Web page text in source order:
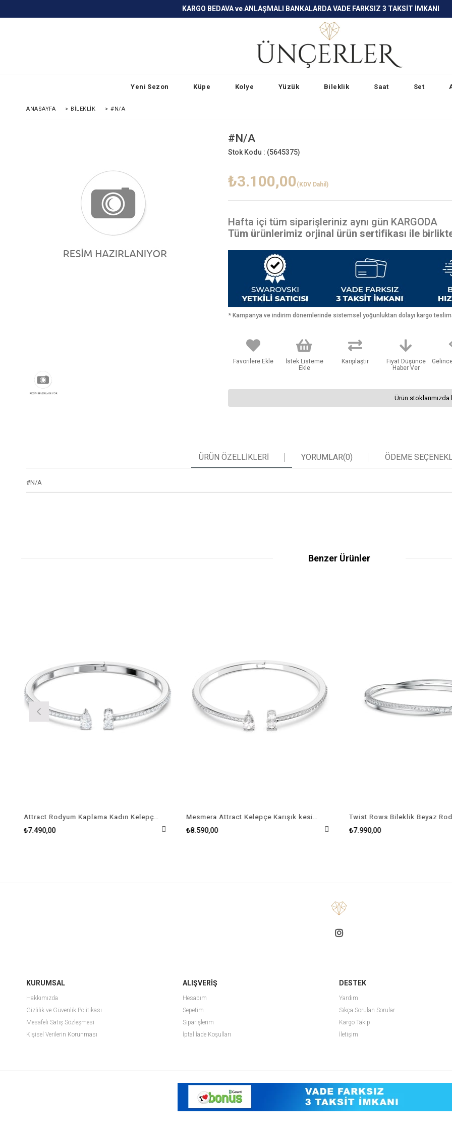
KARGO BEDAVA ve ANLAŞMALI BANKALARDA VADE FARKSIZ 3 TAKSİT İMKANI
Yeni Sezon Küpe Kolye Yüzük Bileklik Saat Set
ANASAYFA > BİLEKLİK > #N/A
#N/A
Stok Kodu : (5645375)
₺3.100,00 (KDV Dahil)
Hafta içi tüm siparişleriniz aynı gün KARGODA
Tüm ürünlerimiz orjinal ürün sertifikası ile
* Kampanya ve indirim dönemlerinde sistemsel yoğunluktan dolayı kargo
Favorilere Ekle
İstek Listeme
Ekle
Karşılaştır
Fiyat Düşünce
Haber Ver
Ürün stoklarımızda
ÜRÜN ÖZELLIKLERI YORUMLAR(0) ÖDEME
#N/A
Benzer Ürünler
Attract Rodyum Kaplama Kadın Kelepçe Size M
₺7.490,00
Mesmera Attract Kelepçe Karışık kesimler, Beyaz, Rodyum kaplama Size L
₺8.590,00 ₺7.990,00
KURUMSAL
Hakkımızda
Gizlilik ve Güvenlik Politikası
Mesafeli Satış Sözleşmesi
Kişisel Verilerin Korunması
ALIŞVERİŞ
Hesabım
Sepetim
Siparişlerim
İptal İade Koşulları
DESTEK
Yardım
Sıkça Sorulan Sorular
Kargo Takip
İletişim